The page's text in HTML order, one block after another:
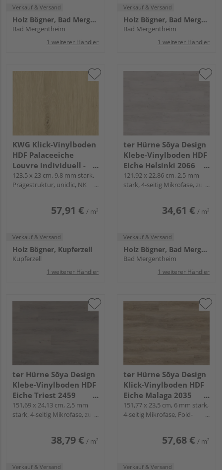
Verkauf & Versand
Holz Bögner, Bad Mergentheim
Bad Mergentheim
1 weiterer Händler
Verkauf & Versand
Holz Bögner, Bad Mergentheim
Bad Mergentheim
1 weiterer Händler
KWG Klick-Vinylboden
HDF Palaceeiche
Louvre individuell -
Antigua Classic
123,5 x 23 cm, 9,8 mm stark,
Prägestruktur, uniclic, NK
57,91 € / m²
Verkauf & Versand
Holz Bögner, Kupferzell
Kupferzell
1 weiterer Händler
ter Hürne Sōya Design
Klebe-Vinylboden HDF
Eiche Helsinki 2066
Landhausdiele - WOOD
EDITION
121,92 x 22,86 cm, 2,5 mm
stark, 4-seitig Mikrofase, zum
34,61 € / m²
Verkauf & Versand
Holz Bögner, Bad Mergentheim
Bad Mergentheim
1 weiterer Händler
ter Hürne Sōya Design
Klebe-Vinylboden HDF
Eiche Triest 2459
Landhausdiele - WOOD
EDITION
151,69 x 24,13 cm, 2,5 mm
stark, 4-seitig Mikrofase, zum
38,79 € / m²
Verkauf & Versand
ter Hürne Sōya Design
Klick-Vinylboden HDF
Eiche Malaga 2035
Landhausdiele - WOOD
EDITION
151,77 x 23,5 cm, 6 mm stark,
4-seitig Mikrofase, Fold-
57,68 € / m²
Verkauf & Versand